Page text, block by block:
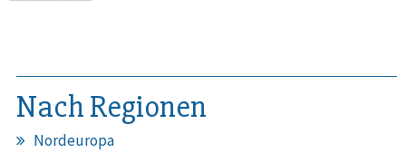
Nach Regionen
Nordeuropa